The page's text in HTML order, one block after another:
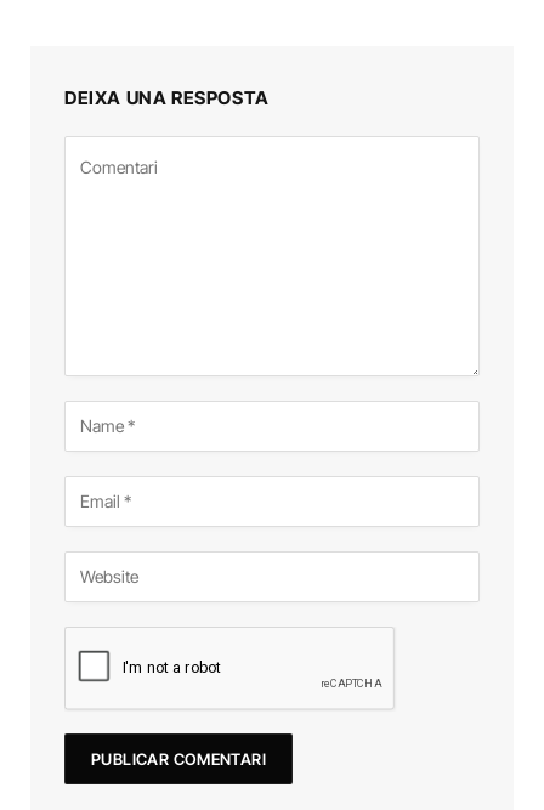
DEIXA UNA RESPOSTA